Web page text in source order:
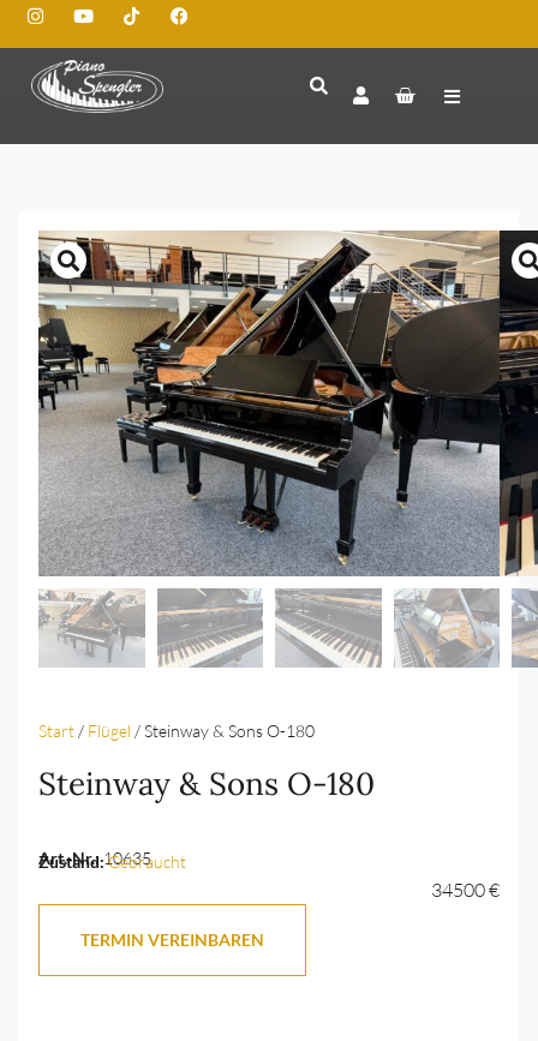
Start / Flügel / Steinway & Sons O-180
Steinway & Sons O-180
Art.-Nr.:10635
Zustand:Gebraucht
34500 €
TERMIN VEREINBAREN